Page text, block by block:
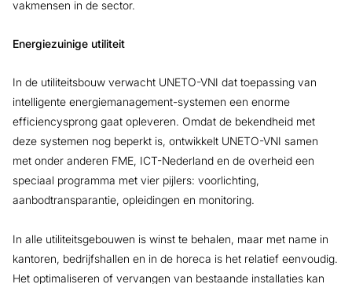
vakmensen in de sector.
Energiezuinige utiliteit
In de utiliteitsbouw verwacht UNETO-VNI dat toepassing van
intelligente energiemanagement-systemen een enorme
efficiencysprong gaat opleveren. Omdat de bekendheid met
deze systemen nog beperkt is, ontwikkelt UNETO-VNI samen
met onder anderen FME, ICT-Nederland en de overheid een
speciaal programma met vier pijlers: voorlichting,
aanbodtransparantie, opleidingen en monitoring.
In alle utiliteitsgebouwen is winst te behalen, maar met name in
kantoren, bedrijfshallen en in de horeca is het relatief eenvoudig.
Het optimaliseren of vervangen van bestaande installaties kan